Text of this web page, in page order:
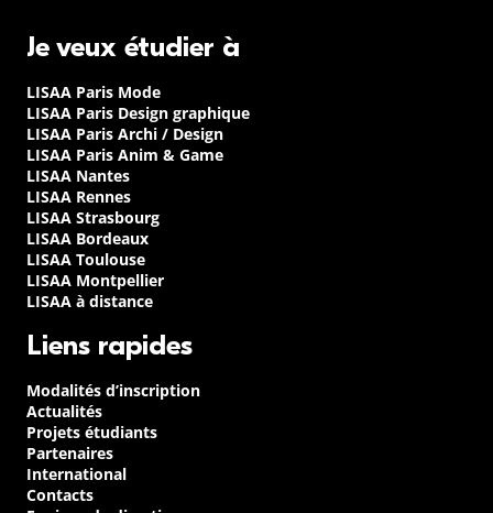
Je veux étudier à
LISAA Paris Mode
LISAA Paris Design graphique
LISAA Paris Archi / Design
LISAA Paris Anim & Game
LISAA Nantes
LISAA Rennes
LISAA Strasbourg
LISAA Bordeaux
LISAA Toulouse
LISAA Montpellier
LISAA à distance
Liens rapides
Modalités d’inscription
Actualités
Projets étudiants
Partenaires
International
Contacts